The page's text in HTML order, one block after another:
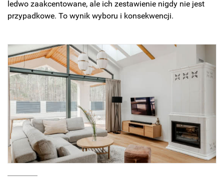
ledwo zaakcentowane, ale ich zestawienie nigdy nie jest
przypadkowe. To wynik wyboru i konsekwencji.